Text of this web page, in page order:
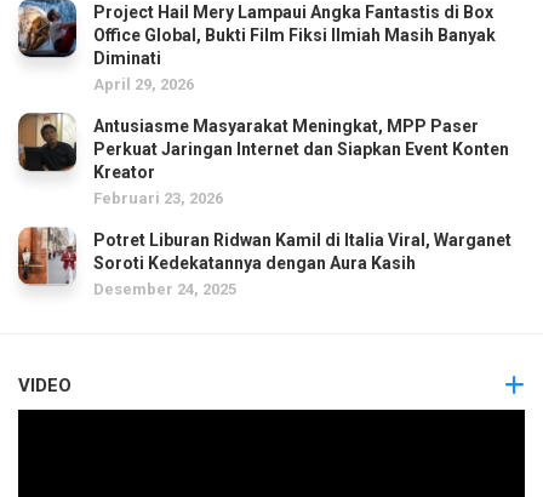
Project Hail Mery Lampaui Angka Fantastis di Box
Office Global, Bukti Film Fiksi Ilmiah Masih Banyak
Diminati
April 29, 2026
Antusiasme Masyarakat Meningkat, MPP Paser
Perkuat Jaringan Internet dan Siapkan Event Konten
Kreator
Februari 23, 2026
Potret Liburan Ridwan Kamil di Italia Viral, Warganet
Soroti Kedekatannya dengan Aura Kasih
Desember 24, 2025
VIDEO